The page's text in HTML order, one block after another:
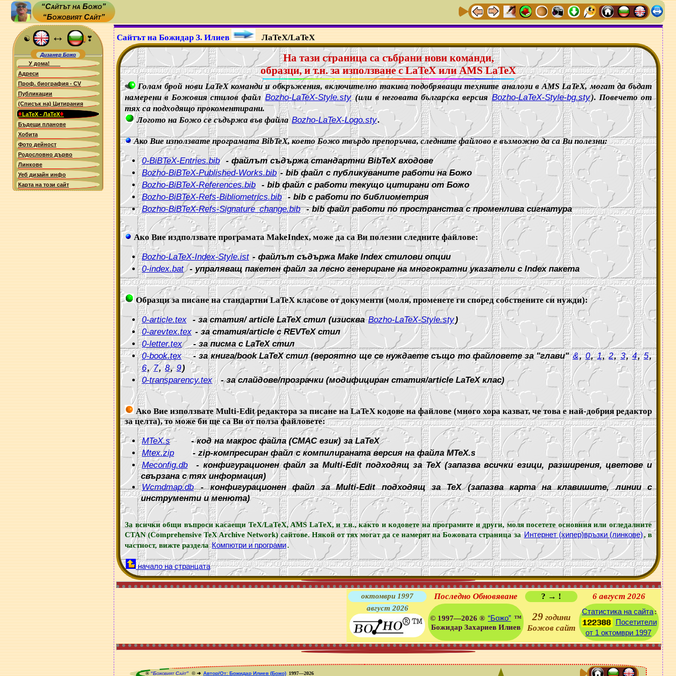
“Сайтът на Божо”
“Божовият Сайт”
☯ ↔ ❣
Дизанер Божо
У дома!
Адреси
Проф. биография - CV
Публикации
(Списък на) Цитирания
♦LaTeX - ЛаТеХ♦
Бъдещи планове
Хобита
Фото дейност
Родословно дърво
Линкове
Уеб дизайн инфо
Карта на този сайт
Сайтът на Божидар З. Илиев ЛаТеХ/LaTeX
На тази страница са събрани нови команди,
образци, и т.н. за използване с LaTeX или AMS LaTeX
Голам брой нови LaTeX команди и обкръжения, включително такива подобряващи техните аналози в AMS LaTeX, могат да бъдат
намерени в Божовия стилов файлBozho-LaTeX-Style.sty(или в неговата българска версияBozho-LaTeX-Style-bg.sty). Повечето от
тях са подходящо прокоментирани.
Логото на Божо се съдържа във файлаBozho-LaTeX-Logo.sty.
Ако Вие използвате програмата BibTeX, което Божо твърдо препоръчва, следните файлово е възможно да са Ви полезни:
0-BiBTeX-Entries.bib- файлът съдържа стандартни BibTeX входове
Bozho-BiBTeX-Published-Works.bib- bib файл с публикуваните работи на Божо
Bozho-BiBTeX-References.bib
- bib файл с работи текущо цитирани от Божо
Bozho-BiBTeX-Refs-Bibliometrics.bib- bib с работи по библиометрия
Bozho-BiBTeX-Refs-Signature_change.bib- bib файл работи по пространства с променлива сигнатура
Ако Вие издползвате програмата MakeIndex, може да са Ви полезни следните файлове:
Bozho-LaTeX-Index-Style.ist - файлът съдържа Make Index стилови опции
0-index.bat- упраляващ пакетен файл за лесно генериране на многократни указатели с Index пакета
Образци за писане на стандартни LaTeX класове от документи (моля, променете ги според собствените си нужди):
0-article.tex - за статия/ article LaTeX стил (изискваBozho-LaTeX-Style.sty)
0-arevtex.tex - за статия/article с REVTeX стил
0-letter.tex- за писма с LaTeX стил
0-book.tex- за книга/book LaTeX стил (вероятно ще се нуждаете също то файловете за "глави"&,0,1,2,3,4,5,
6,7,8,9)
0-transparency.tex- за слайдове/прозрачки (модифициран статия/article LaTeX клас)
Ако Вие използвате Multi-Edit редактора за писане на LaTeX кодове на файлове (много хора казват, че това е най-добрия редактор
за целта), то може би ще са Ви от полза файловете:
MTeX.s- код на макрос файла (CMAC език) за LaTeX
Mtex.zip
- zip-компресиран файл с компилираната версия на файла MTeX.s
Meconfig.db
- конфигурационен файл за Multi-Edit подходящ за TeX (запазва всички езици, разширения, цветове и
свързана с тях информация)
Wcmdmap.db- конфигурационен файл за Multi-Edit подходящ за TeX (запазва карта на клавишите, линии с
инструменти и менюта)
За всички общи въпроси касаещи TeX/LaTeX, AMS LaTeX, и т.н., както и кодовете на програмите и други, моля посетете основния или огледалните
CTAN (Comprehensive TeX Archive Network) сайтове. Някой от тях могат да се намерят на Божовата страница заИнтернет (хипер)връзки (линкове), в
частност, вижте разделаКомпютри и програми.
начало на странцата
октомври 1997 Последно Обновяване ? → ! 6 август 2026
август 2026
© 1997—2026 ® “Божо” ™
Божидар Захариев Илиев
29 години
Божов сайт
Статистика на сайта:
Посетители
от 1 октомври 1997
® “Божовият Сайт”© ➜ Автор/От: Божидар Илиев (Божо) 1997—2026